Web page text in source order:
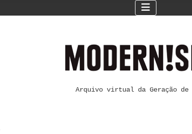
Arquivo virtual da Geração de